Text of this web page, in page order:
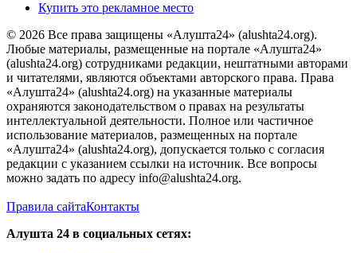
Купить это рекламное место
© 2026 Все права защищены «Алушта24» (alushta24.org).
Любые материалы, размещенные на портале «Алушта24»
(alushta24.org) сотрудниками редакции, нештатными авторами
и читателями, являются объектами авторского права. Права
«Алушта24» (alushta24.org) на указанные материалы
охраняются законодательством о правах на результаты
интеллектуальной деятельности. Полное или частичное
использование материалов, размещенных на портале
«Алушта24» (alushta24.org), допускается только с согласия
редакции с указанием ссылки на источник. Все вопросы
можно задать по адресу info@alushta24.org.
Правила сайтаКонтакты
Алушта 24 в социальных сетях: